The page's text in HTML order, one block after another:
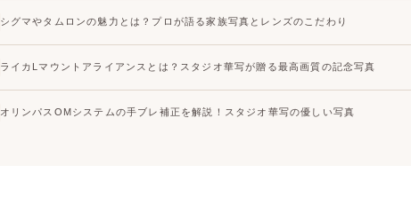
シグマやタムロンの魅力とは？プロが語る家族写真とレンズのこだわり
ライカLマウントアライアンスとは？スタジオ華写が贈る最高画質の記念写真
オリンパスOMシステムの手ブレ補正を解説！スタジオ華写の優しい写真